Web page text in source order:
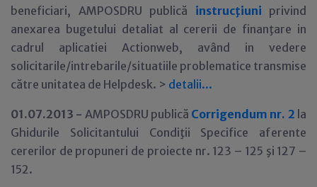
beneficiari, AMPOSDRU publică instrucţiuni privind
anexarea bugetului detaliat al cererii de finanţare in
cadrul aplicatiei Actionweb, având in vedere
solicitarile/intrebarile/situatiile problematice transmise
către unitatea de Helpdesk. > detalii...
01.07.2013 - AMPOSDRU publică Corrigendum nr. 2 la
Ghidurile Solicitantului Condiţii Specifice aferente
cererilor de propuneri de proiecte nr. 123 – 125 şi 127 –
152.